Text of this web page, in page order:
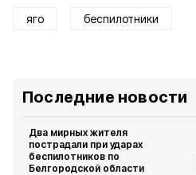
яго беспилотники
Последние новости
Два мирных жителя
пострадали при ударах
беспилотников по
Белгородской области